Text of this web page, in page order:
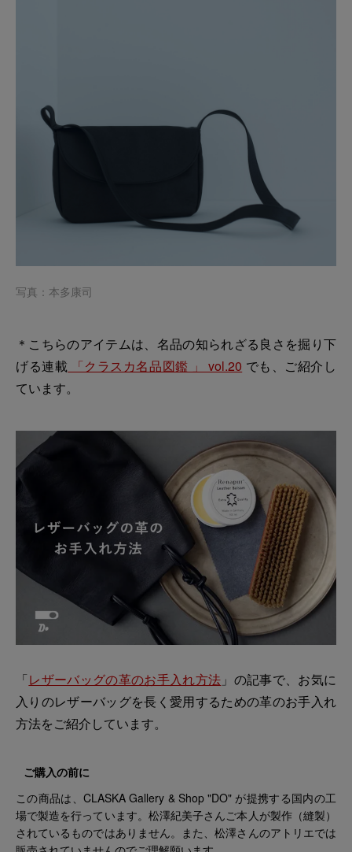
写真：本多康司
＊こちらのアイテムは、名品の知られざる良さを掘り下
げる連載 「クラスカ名品図鑑 」 vol.20 でも、ご紹介し
ています。
「レザーバッグの革のお手入れ方法 」の記事で、お気に
入りのレザーバッグを長く愛用するための革のお手入れ
方法をご紹介しています。
ご購入の前に
この商品は、CLASKA Gallery & Shop "DO" が提携する国内の工
場で製造を行っています。松澤紀美子さんご本人が製作（縫製）
されているものではありません。また、松澤さんのアトリエでは